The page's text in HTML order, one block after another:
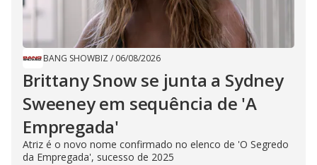
BANG SHOWBIZ / 06/08/2026
Brittany Snow se junta a Sydney
Sweeney em sequência de ​'A
Empregada​'
Atriz é o novo nome confirmado no elenco de 'O Segredo
da Empregada', sucesso de 2025